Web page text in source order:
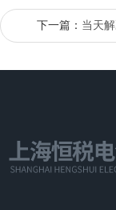
下一篇： 当天